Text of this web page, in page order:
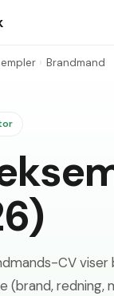
› Brandmand
CV viser
(brand,